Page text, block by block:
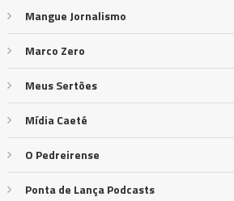
Mangue Jornalismo
Marco Zero
Meus Sertões
Mídia Caeté
O Pedreirense
Ponta de Lança Podcasts